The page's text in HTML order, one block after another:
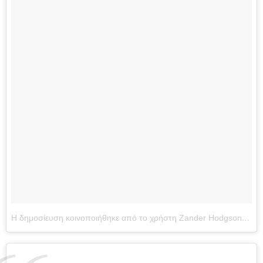
Η δημοσίευση κοινοποιήθηκε από το χρήστη Zander Hodgson (@zanderhodgson)